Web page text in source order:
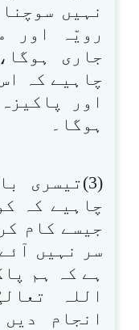
نہیں
رویّہ اور
جاری
چاہیے کہ
اور
ہوگا۔
(3)تیسری
چاہیے کہ
جیسے کام
سر نہیں
ہے کہ ہم
اللہ
انجام